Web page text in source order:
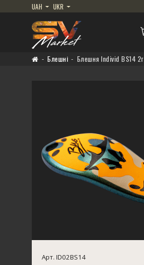
UAH UKR
Блешні Блешня Individ BS14 2г
Арт. ID02BS14